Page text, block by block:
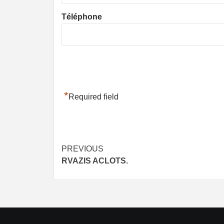
Téléphone
*Required field
Post
navigation
PREVIOUS
RVAZIS ACLOTS.